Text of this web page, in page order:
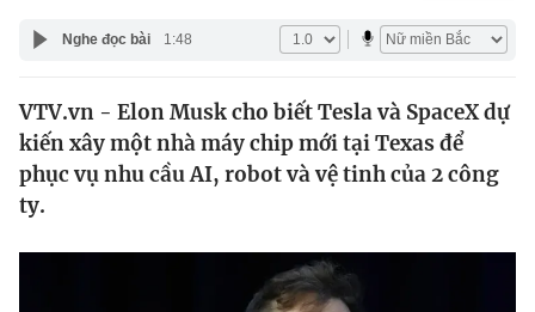
Y tế
Thế giới
Tin tức
Thế giới đó đây
Câu chuyện quốc tế
Kinh tế
Tài chính
Nghe đọc bài 1:48
VTV.vn - Elon Musk cho biết Tesla và SpaceX dự
kiến xây một nhà máy chip mới tại Texas để
phục vụ nhu cầu AI, robot và vệ tinh của 2 công
ty.